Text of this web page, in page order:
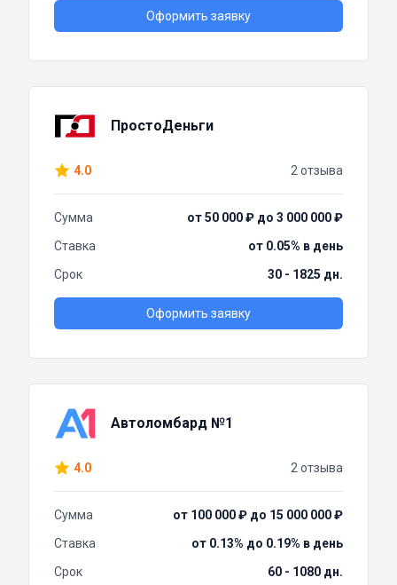
Оформить заявку
ПростоДеньги
4.0 2 отзыва
Сумма
от 50 000 ₽ до 3 000 000 ₽
Ставка
от 0.05% в день
Срок
30 - 1825 дн.
Оформить заявку
Автоломбард №1
4.0 2 отзыва
Сумма
от 100 000 ₽ до 15 000 000 ₽
Ставка
от 0.13% до 0.19% в день
Срок
60 - 1080 дн.